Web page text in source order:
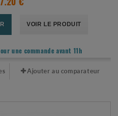
€
VOIR LE PRODUIT
une commande avant 11h
Ajouter au comparateur